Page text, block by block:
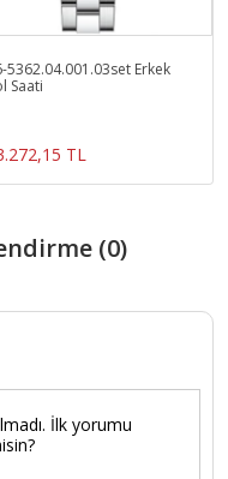
5362.04.001.03set Erkek
Saati
TL
(0)
İlk yorumu